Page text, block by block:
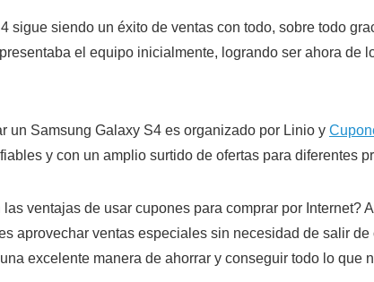
sigue siendo un éxito de ventas con todo, sobre todo
el equipo inicialmente, logrando ser ahora de
un Samsung Galaxy S4 es organizado por Linio y
y con un amplio surtido de ofertas para diferentes
ventajas de usar cupones para comprar por Internet?
aprovechar ventas especiales sin necesidad de salir
excelente manera de ahorrar y conseguir todo lo que